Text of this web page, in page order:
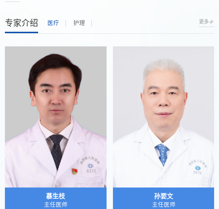
专家介绍 医疗 护理 更多
慕生枝
主任医师
孙要文
主任医师